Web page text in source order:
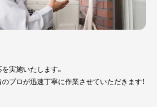
実施いたします。
プロが迅速丁寧に作業させていただきます！